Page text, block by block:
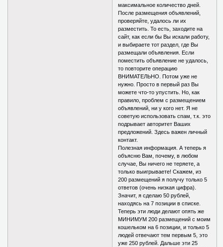
максимальное количество дней.
После размещения объявлений,
проверяйте, удалось ли их
разместить. То есть, заходите на
сайт, как если бы Вы искали работу,
и выбираете тот раздел, где Вы
размещали объявления. Если
поместить объявление не удалось,
то повторите операцию
ВНИМАТЕЛЬНО. Потом уже не
нужно. Просто в первый раз Вы
можете что-то упустить. Но, как
правило, проблем с размещением
объявлений, ни у кого нет. Я не
советую использовать спам, т.к. это
подрывает авторитет Ваших
предложений. Здесь важен личный
контакт.
Полезная информация. А теперь я
объясню Вам, почему, в любом
случае, Вы ничего не теряете, а
только выигрываете! Скажем, из
200 размещений я получу только 5
ответов (очень низкая цифра).
Значит, я сделаю 50 рублей,
находясь на 7 позиции в списке.
Теперь эти люди делают опять же
МИНИМУМ 200 размещений с моим
кошельком на 6 позиции, и только 5
людей отвечают тем первым 5, это
уже 250 рублей. Дальше эти 25